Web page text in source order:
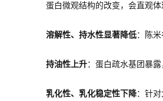
蛋白微观结构的改变，会直观
溶解性、持水性显著降低：陈米
持油性上升：蛋白疏水基团暴露
乳化性、乳化稳定性下降：针对